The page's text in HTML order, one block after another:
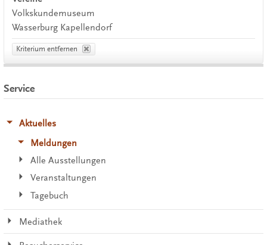
Volkskundemuseum
Wasserburg Kapellendorf
Kriterium entfernen
Service
Aktuelles
Meldungen
Alle Ausstellungen
Veranstaltungen
Tagebuch
Mediathek